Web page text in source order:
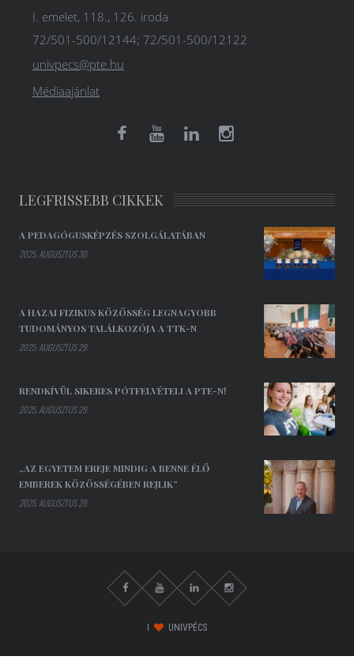
I. emelet, 118., 126. iroda
72/501-500/12144; 72/501-500/12122
univpecs@pte.hu
Médiaajánlat
LEGFRISSEBB CIKKEK
A PEDAGÓGUSKÉPZÉS SZOLGÁLATÁBAN
2025. AUGUSZTUS 30.
A HAZAI FIZIKUS KÖZÖSSÉG LEGNAGYOBB
TUDOMÁNYOS TALÁLKOZÓJA A TTK-N
2025. AUGUSZTUS 29.
RENDKÍVÜL SIKERES PÓTFELVÉTELI A PTE-N!
2025. AUGUSZTUS 29.
„AZ EGYETEM EREJE MINDIG A BENNE ÉLŐ
EMBEREK KÖZÖSSÉGÉBEN REJLIK”
2025. AUGUSZTUS 29.
I UNIVPÉCS